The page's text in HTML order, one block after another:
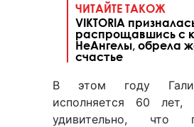
ЧИТАЙТЕ ТАКОЖ
VIKTORIA
распрощавшись с
НеАнгелы, обрела
счастье
В этом году
исполняется 60 лет,
удивительно, что